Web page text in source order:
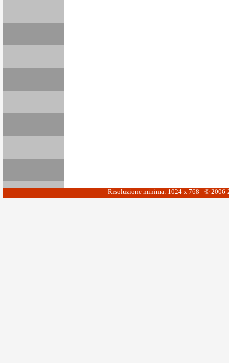
Risoluzione minima: 1024 x 768 - ©